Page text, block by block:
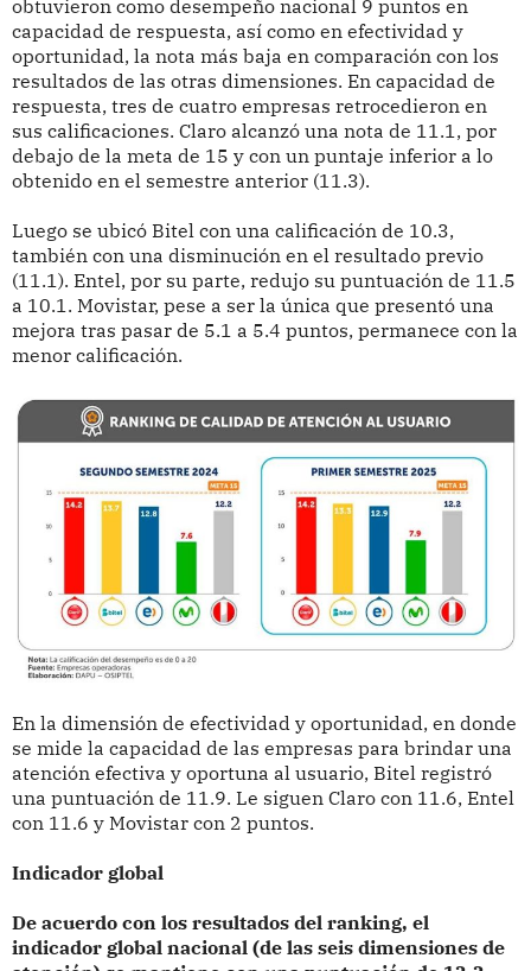
obtuvieron como desempeño nacional 9 puntos en
capacidad de respuesta, así como en efectividad y
oportunidad, la nota más baja en comparación con los
resultados de las otras dimensiones. En capacidad de
respuesta, tres de cuatro empresas retrocedieron en
sus calificaciones. Claro alcanzó una nota de 11.1, por
debajo de la meta de 15 y con un puntaje inferior a lo
obtenido en el semestre anterior (11.3).
Luego se ubicó Bitel con una calificación de 10.3,
también con una disminución en el resultado previo
(11.1). Entel, por su parte, redujo su puntuación de 11.5
a 10.1. Movistar, pese a ser la única que presentó una
mejora tras pasar de 5.1 a 5.4 puntos, permanece con la
menor calificación.
En la dimensión de efectividad y oportunidad, en donde
se mide la capacidad de las empresas para brindar una
atención efectiva y oportuna al usuario, Bitel registró
una puntuación de 11.9. Le siguen Claro con 11.6, Entel
con 11.6 y Movistar con 2 puntos.
Indicador global
De acuerdo con los resultados del ranking, el
indicador global nacional (de las seis dimensiones de